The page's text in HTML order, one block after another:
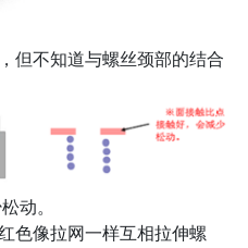
但不知道与螺丝颈部的结合
动。
色像拉网一样互相拉伸螺